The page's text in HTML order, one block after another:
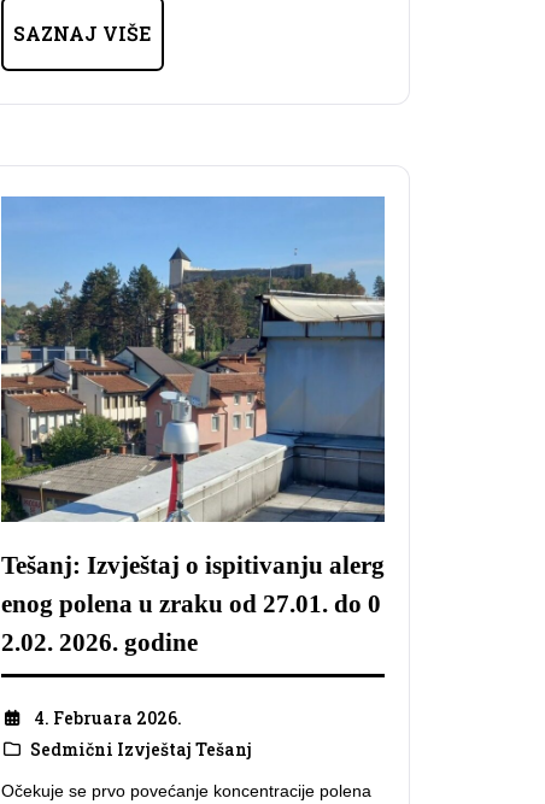
SAZNAJ VIŠE
Tešanj: Izvještaj o ispitivanju alerg
enog polena u zraku od 27.01. do 0
2.02. 2026. godine
4. Februara 2026.
Sedmični Izvještaj Tešanj
Očekuje se prvo povećanje koncentracije polena